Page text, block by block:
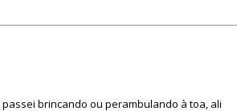
brincando ou perambulando à toa, ali